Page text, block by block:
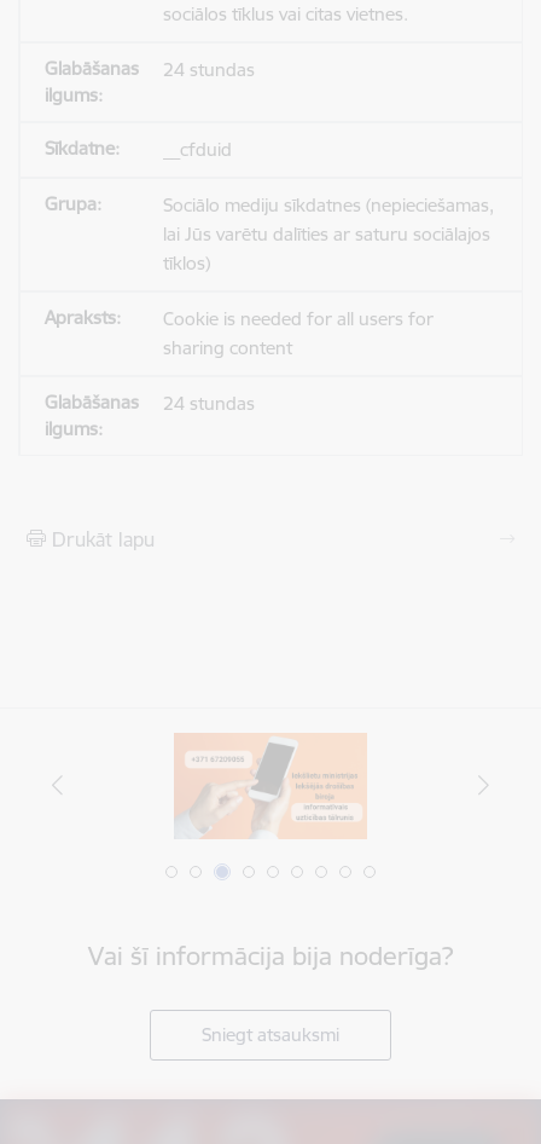
sociālos tīklus vai citas vietnes.
24 stundas
__cfduid
Sociālo mediju sīkdatnes (nepieciešamas,
lai Jūs varētu dalīties ar saturu sociālajos
tīklos)
Cookie is needed for all users for
sharing content
24 stundas
Drukāt lapu
Vai šī informācija bija noderīga?
Sniegt atsauksmi